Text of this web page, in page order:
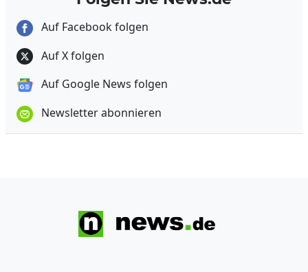
Auf Facebook folgen
Auf X folgen
Auf Google News folgen
Newsletter abonnieren